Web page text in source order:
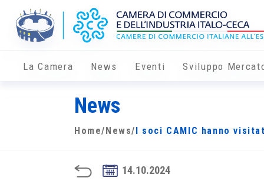
La Camera News Eventi Sviluppo
News
Home/ News/ I soci CAMIC hanno
14.10.2024